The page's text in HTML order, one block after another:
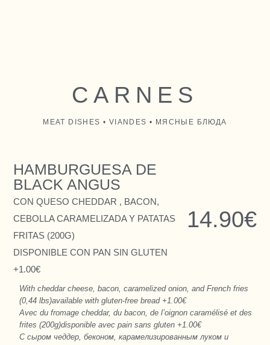
CARNES
MEAT DISHES • VIANDES • МЯСНЫЕ БЛЮДА
HAMBURGUESA DE
BLACK ANGUS
CON QUESO CHEDDAR , BACON,
CEBOLLA CARAMELIZADA Y PATATAS
FRITAS (200G)
DISPONIBLE CON PAN SIN GLUTEN
+1.00€
14.90€
With cheddar cheese, bacon, caramelized onion, and French fries
(0,44 lbs)available with gluten-free bread +1.00€
Avec du fromage cheddar, du bacon, de l’oignon caramélisé et des
frites (200g)disponible avec pain sans gluten +1.00€
С сыром чеддер, беконом, карамелизированным луком и